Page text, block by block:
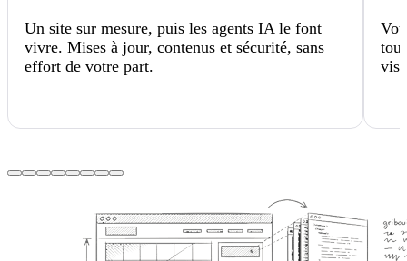
Un site sur mesure, puis les agents IA le font
vivre. Mises à jour, contenus et sécurité, sans
effort de votre part.